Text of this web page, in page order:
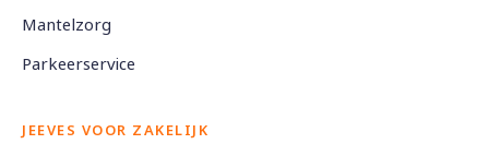
Mantelzorg
Parkeerservice
JEEVES VOOR ZAKELIJK